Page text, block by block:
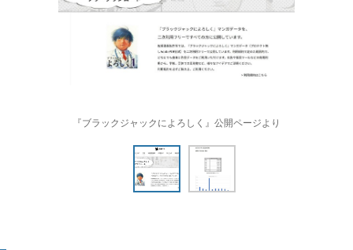
『ブラックジャックによろしく』公開ページより